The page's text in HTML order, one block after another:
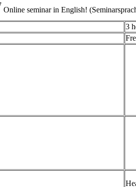
Online seminar in English!
3